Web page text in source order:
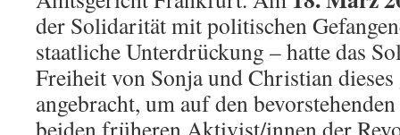
der Solidarität mit politischen
staatliche Unterdrückung – hatte das
Freiheit von Sonja und Christian
angebracht, um auf den